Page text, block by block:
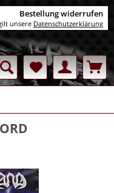
Bestellung widerrufen
unsere Datenschutzerklärung